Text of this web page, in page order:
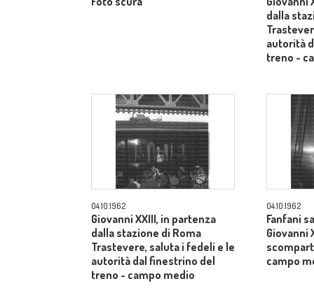
dalla
autorità
treno -
04.10.1962
Giovanni XXIII, in partenza
dalla stazione di Roma
Trastevere, saluta i fedeli e le
autorità dal finestrino del
treno - campo medio
04.10.1962
Fanfani
Giovanni
campo